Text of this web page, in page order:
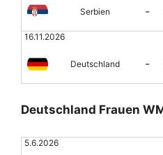
Serbien -
16.11.2026
Deutschland -
Deutschland Frauen
5.6.2026